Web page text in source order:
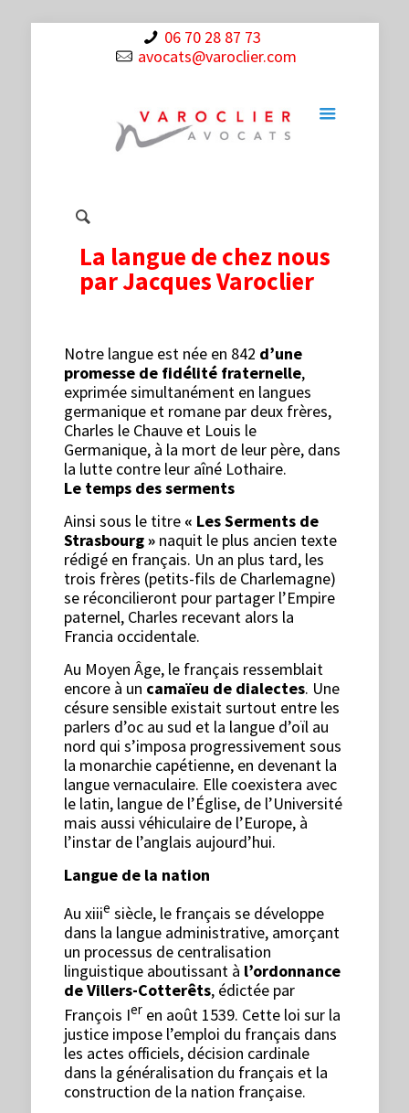
06 70 28 87 73
avocats@varoclier.com
La langue de chez nous
par Jacques Varoclier
Notre langue est née en 842 d’une
promesse de fidélité fraternelle,
exprimée simultanément en langues
germanique et romane par deux frères,
Charles le Chauve et Louis le
Germanique, à la mort de leur père, dans
la lutte contre leur aîné Lothaire.
Le temps des serments
Ainsi sous le titre « Les Serments de
Strasbourg » naquit le plus ancien texte
rédigé en français. Un an plus tard, les
trois frères (petits-fils de Charlemagne)
se réconcilieront pour partager l’Empire
paternel, Charles recevant alors la
Francia occidentale.
Au Moyen Âge, le français ressemblait
encore à un camaïeu de dialectes. Une
césure sensible existait surtout entre les
parlers d’oc au sud et la langue d’oïl au
nord qui s’imposa progressivement sous
la monarchie capétienne, en devenant la
langue vernaculaire. Elle coexistera avec
le latin, langue de l’Église, de l’Université
mais aussi véhiculaire de l’Europe, à
l’instar de l’anglais aujourd’hui.
Langue de la nation
Au xiiie siècle, le français se développe
dans la langue administrative, amorçant
un processus de centralisation
linguistique aboutissant à l’ordonnance
de Villers-Cotterêts, édictée par
François Ier en août 1539. Cette loi sur la
justice impose l’emploi du français dans
les actes officiels, décision cardinale
dans la généralisation du français et la
construction de la nation française.